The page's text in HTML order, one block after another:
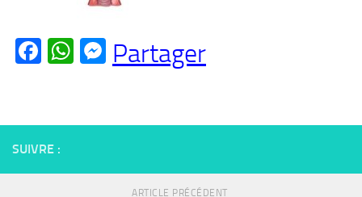
Facebook
WhatsApp
Messenger
Partager
SUIVRE :
ARTICLE PRÉCÉDENT